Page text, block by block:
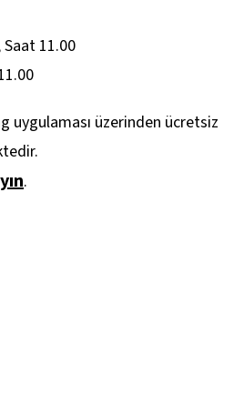
11.00
uygulaması üzerinden ücretsiz
.